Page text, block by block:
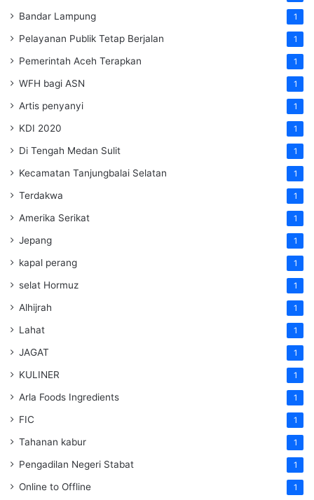
Bandar Lampung 1
Pelayanan Publik Tetap Berjalan 1
Pemerintah Aceh Terapkan 1
WFH bagi ASN 1
Artis penyanyi 1
KDI 2020 1
Di Tengah Medan Sulit 1
Kecamatan Tanjungbalai Selatan 1
Terdakwa 1
Amerika Serikat 1
Jepang 1
kapal perang 1
selat Hormuz 1
Alhijrah 1
Lahat 1
JAGAT 1
KULINER 1
Arla Foods Ingredients 1
FIC 1
Tahanan kabur 1
Pengadilan Negeri Stabat 1
Online to Offline 1